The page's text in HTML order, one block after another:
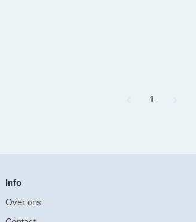
Page
1
Info
Over ons